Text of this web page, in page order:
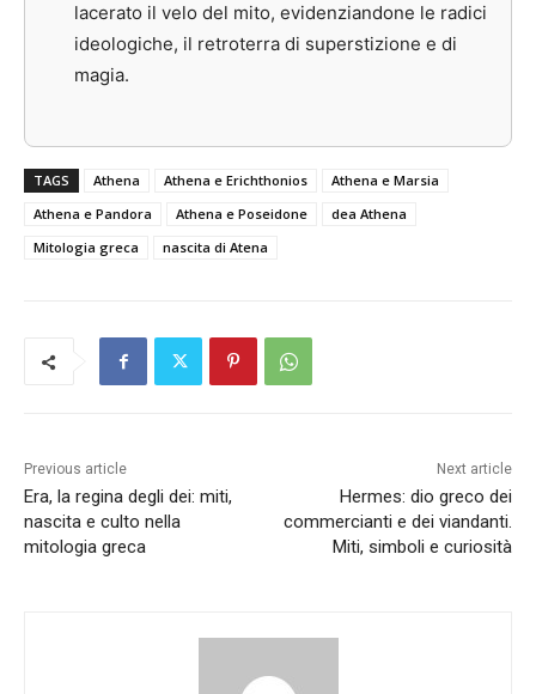
lacerato il velo del mito, evidenziandone le radici
ideologiche, il retroterra di superstizione e di
magia.
TAGS Athena Athena e Erichthonios
Athena e Marsia
Athena e Pandora
Athena e Poseidone
dea Athena
Mitologia greca
nascita di Atena
Previous article
Era, la regina degli dei: miti,
nascita e culto nella
mitologia greca
Next article
Hermes: dio greco dei
commercianti e dei viandanti.
Miti, simboli e curiosità